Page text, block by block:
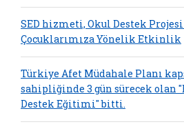
SED hizmeti, Okul Destek Projesi
Çocuklarımıza Yönelik Etkinlik
Türkiye Afet Müdahale Planı
sahipliğinde 3 gün sürecek olan
Destek Eğitimi" bitti.